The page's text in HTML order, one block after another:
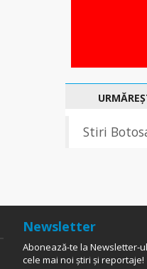
Stiri
Newsletter
Abonează-te la Newsletter-
cele mai noi știri și reportaje!